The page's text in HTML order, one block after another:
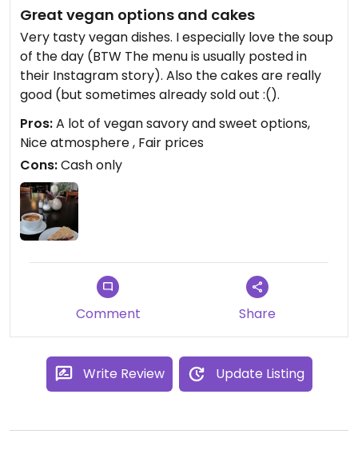
Great vegan options and cakes
Very tasty vegan dishes. I especially love the soup
of the day (BTW The menu is usually posted in
their Instagram story). Also the cakes are really
good (but sometimes already sold out :().
Pros:A lot of vegan savory and sweet options,
Nice atmosphere , Fair prices
Cons:Cash only
Comment Share
Write Review Update Listing